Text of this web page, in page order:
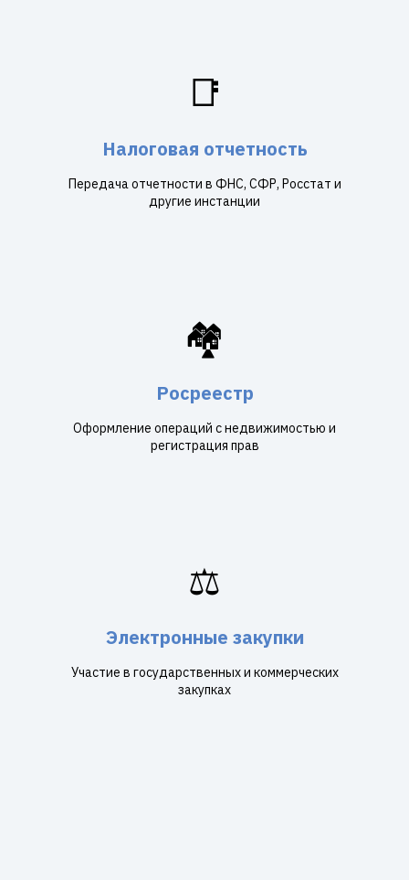
📑
Налоговая отчетность
Передача отчетности в ФНС, СФР, Росстат и
другие инстанции
🏘️
Росреестр
Оформление операций с недвижимостью и
регистрация прав
⚖️
Электронные закупки
Участие в государственных и коммерческих
закупках